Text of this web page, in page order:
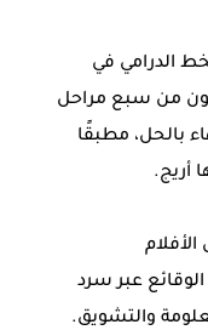
الدرامي في
من سبع مراحل
بالحل، مطبقًا
أريج.
عبر سرد
والتشويق.